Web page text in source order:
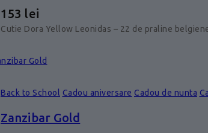
153 lei
Cutie Dora Yellow Leonidas – 22 de praline
Back to School Cadou aniversare Cadou de nunta
Zanzibar Gold